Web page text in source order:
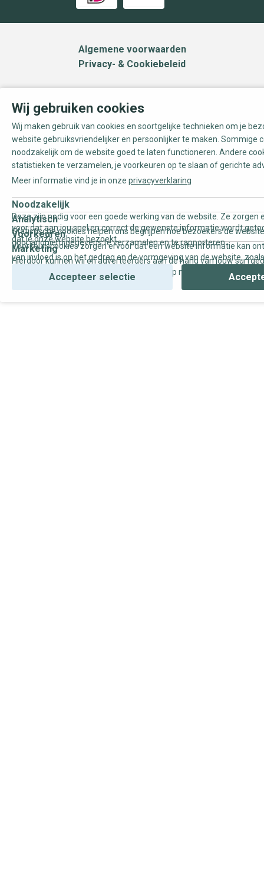
Algemene voorwaarden
Privacy- & Cookiebeleid
Wij gebruiken cookies
Wij maken gebruik van cookies en soortgelijke technieken om je
website gebruiksvriendelijker en persoonlijker te maken. Sommige
noodzakelijk om de website goed te laten functioneren. Andere
statistieken te verzamelen, je voorkeuren op te slaan of gerichte
Meer informatie vind je in onze privacyverklaring
Noodzakelijk
Deze zijn nodig voor een goede werking van de website. Ze zorgen
voor dat aan jou snel en correct de gewenste informatie wordt
dat je onze website bezoekt.
Analytisch
Statistische cookies helpen ons begrijpen hoe bezoekers de
door anoniem gegevens te verzamelen en te rapporteren.
Voorkeuren
Voorkeurscookies zorgen ervoor dat een website informatie kan
van invloed is op het gedrag en de vormgeving van de website,
Marketing
Hierdoor kunnen wij en adverteerders aan de hand van jouw
gepersonaliseerde online advertenties en op maat gemaakte
Accepteer selectie